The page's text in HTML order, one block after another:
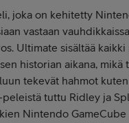
joka on kehitetty
vastaan
Ultimate sisältää
historian aikana,
tekevät hahmot
tuttu Ridley ja
Nintendo